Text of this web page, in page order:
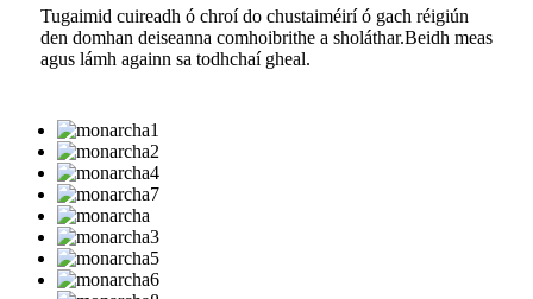
Tugaimid cuireadh ó chroí do chustaiméirí ó gach réigiún
den domhan deiseanna comhoibrithe a sholáthar.Beidh meas
agus lámh againn sa todhchaí gheal.